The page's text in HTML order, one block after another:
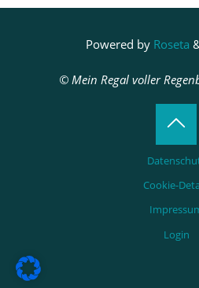
Powered by Roseta
© Mein Regal voller
Cookie-
Login
to
Top